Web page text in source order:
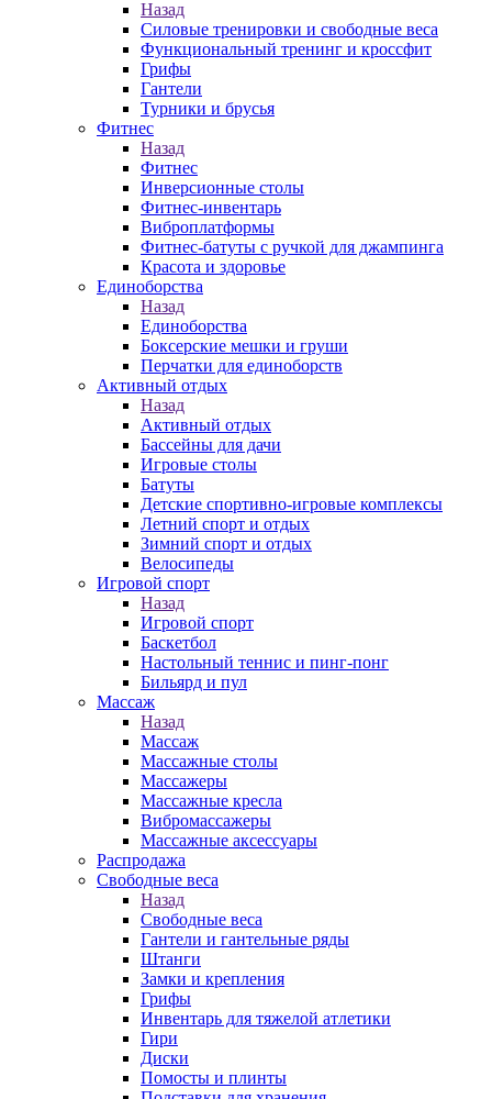
Назад
Силовые тренировки и свободные веса
Функциональный тренинг и кроссфит
Грифы
Гантели
Турники и брусья
Фитнес
Назад
Фитнес
Инверсионные столы
Фитнес-инвентарь
Виброплатформы
Фитнес-батуты с ручкой для джампинга
Красота и здоровье
Единоборства
Назад
Единоборства
Боксерские мешки и груши
Перчатки для единоборств
Активный отдых
Назад
Активный отдых
Бассейны для дачи
Игровые столы
Батуты
Детские спортивно-игровые комплексы
Летний спорт и отдых
Зимний спорт и отдых
Велосипеды
Игровой спорт
Назад
Игровой спорт
Баскетбол
Настольный теннис и пинг-понг
Бильярд и пул
Массаж
Назад
Массаж
Массажные столы
Массажеры
Массажные кресла
Вибромассажеры
Массажные аксессуары
Распродажа
Свободные веса
Назад
Свободные веса
Гантели и гантельные ряды
Штанги
Замки и крепления
Грифы
Инвентарь для тяжелой атлетики
Гири
Диски
Помосты и плинты